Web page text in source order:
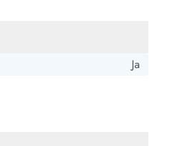
Ja